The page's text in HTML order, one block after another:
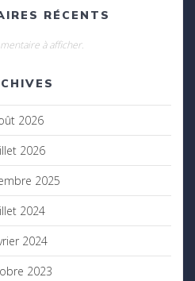
RÉCENTS
à afficher.
2026
2026
2025
2024
2024
2023